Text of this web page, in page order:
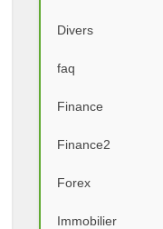
Divers
faq
Finance
Finance2
Forex
Immobilier